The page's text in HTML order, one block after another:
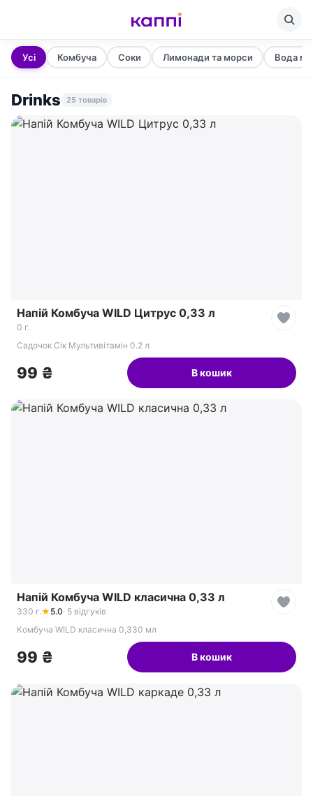
Drinks 25 товарів
Усі Комбуча Соки Лимонади та морси Вода
Напій Комбуча WILD Цитрус 0,33 л
0 г.
Садочок Сік Мультивітамін 0.2 л
99 ₴ В кошик
Напій Комбуча WILD класична 0,33 л
330 г.★ 5.0· 5 відгуків
Комбуча WILD класична 0,330 мл
99 ₴ В кошик